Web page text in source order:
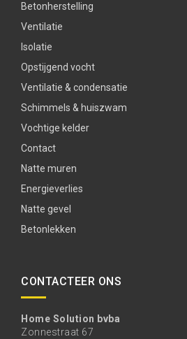
Betonherstelling
Ventilatie
Isolatie
Opstijgend vocht
Ventilatie & condensatie
Schimmels & huiszwam
Vochtige kelder
Contact
Natte muren
Energieverlies
Natte gevel
Betonlekken
CONTACTEER ONS
Home Solution bvba
Zonnestraat 67